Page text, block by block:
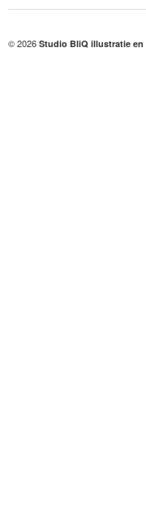
© 2026 Studio BliQ illustratie en